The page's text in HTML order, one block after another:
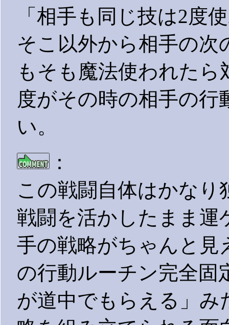
「相手も同じ技は2度
そこ以外から相手の次
もそも魔法使われた
度がその時の相手の行
い。
：
この戦闘自体はかな
戦闘を活かしたまま運
手の戦略がちゃんと見
の行動ルーチン完全固
が道中でもらえる」